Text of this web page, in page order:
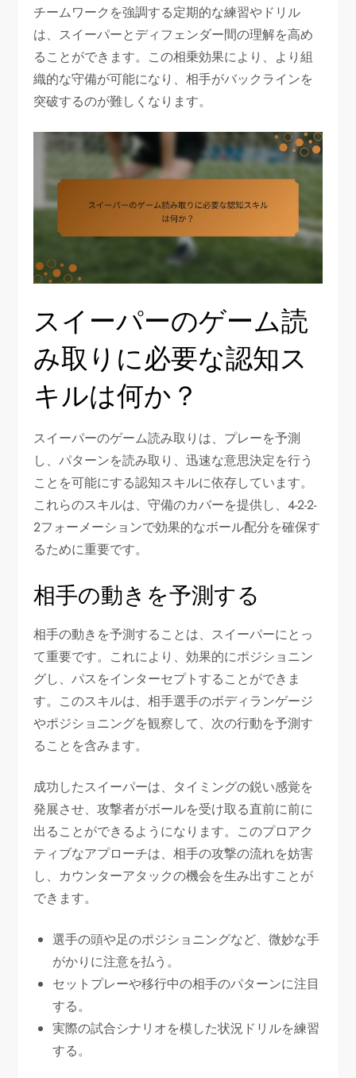
チームワークを強調する定期的な練習やドリル
は、スイーパーとディフェンダー間の理解を高め
ることができます。この相乗効果により、より組
織的な守備が可能になり、相手がバックラインを
突破するのが難しくなります。
スイーパーのゲーム読
み取りに必要な認知ス
キルは何か？
スイーパーのゲーム読み取りは、プレーを予測
し、パターンを読み取り、迅速な意思決定を行う
ことを可能にする認知スキルに依存しています。
これらのスキルは、守備のカバーを提供し、4-2-2-
2フォーメーションで効果的なボール配分を確保す
るために重要です。
相手の動きを予測する
相手の動きを予測することは、スイーパーにとっ
て重要です。これにより、効果的にポジショニン
グし、パスをインターセプトすることができま
す。このスキルは、相手選手のボディランゲージ
やポジショニングを観察して、次の行動を予測す
ることを含みます。
成功したスイーパーは、タイミングの鋭い感覚を
発展させ、攻撃者がボールを受け取る直前に前に
出ることができるようになります。このプロアク
ティブなアプローチは、相手の攻撃の流れを妨害
し、カウンターアタックの機会を生み出すことが
できます。
選手の頭や足のポジショニングなど、微妙な手
がかりに注意を払う。
セットプレーや移行中の相手のパターンに注目
する。
実際の試合シナリオを模した状況ドリルを練習
する。